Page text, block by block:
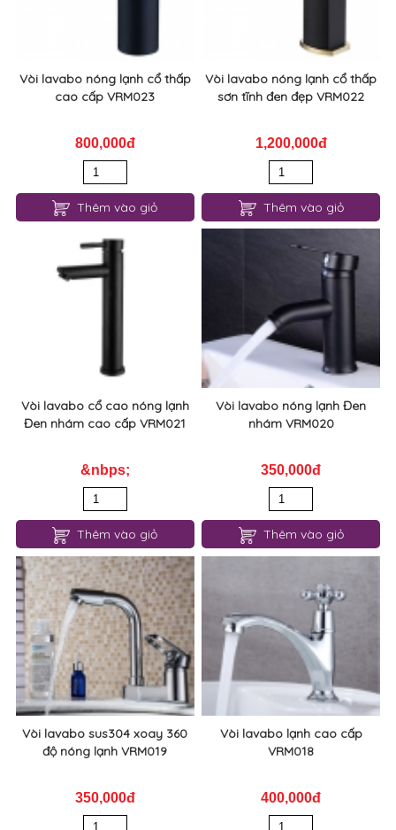
Vòi lavabo nóng lạnh cổ thấp
cao cấp VRM023
800,000đ
Vòi lavabo nóng lạnh cổ thấp
sơn tĩnh đen đẹp VRM022
1,200,000đ
Thêm vào giỏ
Vòi lavabo cổ cao nóng lạnh
Đen nhám cao cấp VRM021
&nbps;
Thêm vào giỏ
Vòi lavabo nóng lạnh Đen
nhám VRM020
350,000đ
Thêm vào giỏ